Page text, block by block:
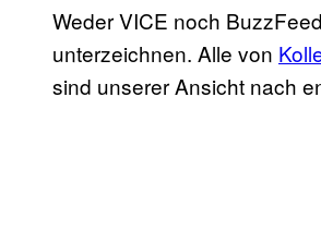
Weder VICE noch
unterzeichnen. Alle von
sind unserer Ansicht nach